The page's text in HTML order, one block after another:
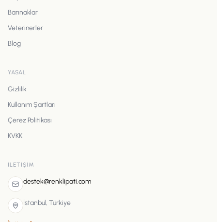
Barınaklar
Veterinerler
Blog
YASAL
Gizlilik
Kullanım Şartları
Çerez Politikası
KVKK
İLETIŞIM
destek@renklipati.com
İstanbul, Türkiye